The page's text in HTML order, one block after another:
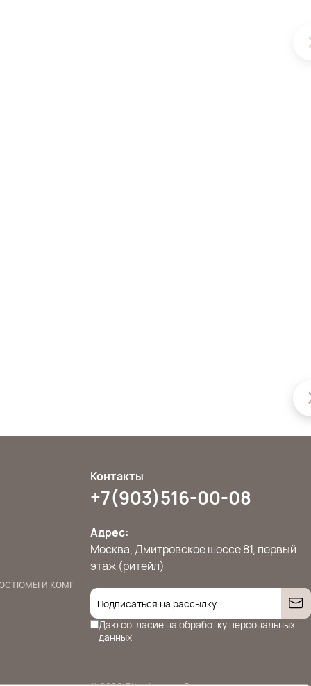
и комплекты
Контакты
+7(903)516-00-08
Адрес:
Москва, Дмитровское шоссе 81, первый
этаж (ритейл)
Даю согласие на обработку персональных
данных